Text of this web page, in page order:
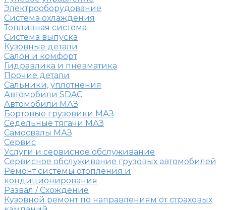
Электрооборудование
Система охлаждения
Топливная система
Система выпуска
Кузовные детали
Салон и комфорт
Гидравлика и пневматика
Прочие детали
Сальники, уплотнения
Автомобили SDAC
Автомобили МАЗ
Бортовые грузовики МАЗ
Седельные тягачи МАЗ
Самосвалы МАЗ
Сервис
Услуги и сервисное обслуживание
Сервисное обслуживание грузовых автомобилей
Ремонт системы отопления и
кондиционирования
Развал / Схождение
Кузовной ремонт по направлениям от страховых